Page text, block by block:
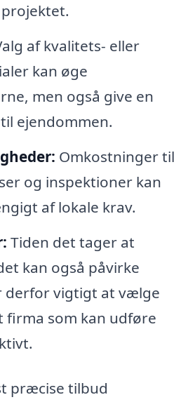
af kvalitets- eller
kan øge
men også give en
ejendommen.
Omkostninger til
og inspektioner kan
af lokale krav.
Tiden det tager at
kan også påvirke
derfor vigtigt at vælge
firma som kan udføre
præcise tilbud